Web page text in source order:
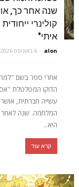
שנה אחר כך,
קולינרי
איתי"
alon
- 6 באוגוסט 2026
אחרי ספר בשם
עשייה חברתית,
המלחמה. שנה לאחר
היא...
קרא עוד